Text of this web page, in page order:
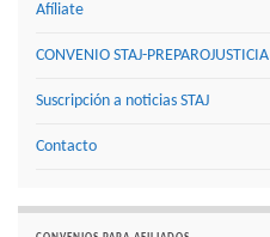
Afíliate
CONVENIO STAJ-PREPAROJUSTICIA
Suscripción a noticias STAJ
Contacto